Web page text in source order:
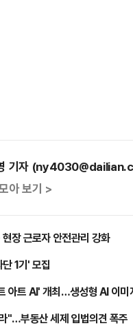
기자
아 보기 >
장 근로자 안전관리 강화
1기' 모집
아트 AI' 개최…생성형 AI 이미
"…부동산 세제 입법의견 폭주